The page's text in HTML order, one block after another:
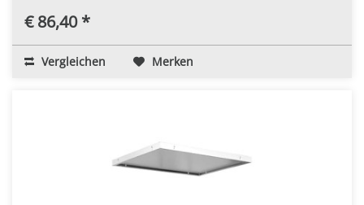
€ 86,40 *
Vergleichen Merken